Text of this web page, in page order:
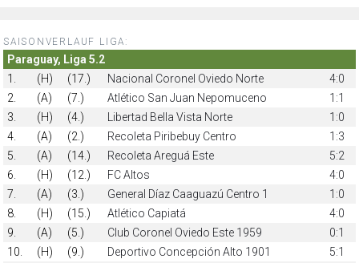
SAISONVERLAUF LIGA:
Paraguay, Liga 5.2
1.
(H) (17.) Nacional Coronel Oviedo Norte
4:0
2.
(A) (7.) Atlético San Juan Nepomuceno
1:1
3.
(H) (4.) Libertad Bella Vista Norte
1:0
4.
(A) (2.) Recoleta Piribebuy Centro
1:3
5.
(A) (14.) Recoleta Areguá Este
5:2
6.
(H) (12.) FC Altos
4:0
7.
(A) (3.) General Díaz Caaguazú Centro 1
1:0
8.
(H) (15.) Atlético Capiatá
4:0
9.
(A) (5.) Club Coronel Oviedo Este 1959
0:1
10.
(H) (9.) Deportivo Concepción Alto 1901
5:1